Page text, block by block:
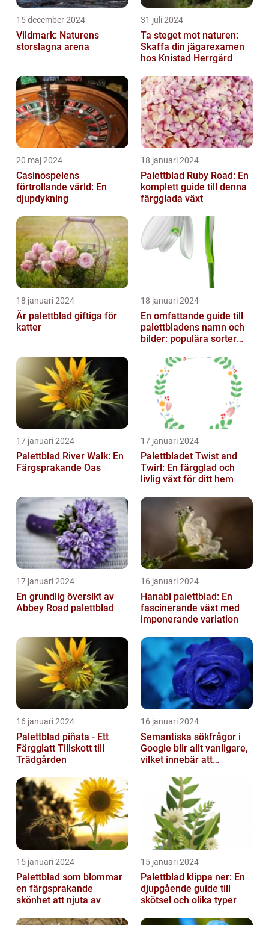
15 december 2024
Vildmark: Naturens
storslagna arena
31 juli 2024
Ta steget mot naturen:
Skaffa din jägarexamen
hos Knistad Herrgård
20 maj 2024
Casinospelens
förtrollande värld: En
djupdykning
18 januari 2024
Palettblad Ruby Road: En
komplett guide till denna
färgglada växt
18 januari 2024
Är palettblad giftiga för
katter
18 januari 2024
En omfattande guide till
palettbladens namn och
bilder: populära sorter
17 januari 2024
Palettblad River Walk: En
Färgsprakande Oas
17 januari 2024
Palettbladet Twist and
Twirl: En färgglad och
livlig växt för ditt hem
17 januari 2024
En grundlig översikt av
Abbey Road palettblad
16 januari 2024
Hanabi palettblad: En
fascinerande växt med
imponerande variation
16 januari 2024
Palettblad piñata - Ett
Färgglatt Tillskott till
Trädgården
16 januari 2024
Semantiska sökfrågor i
Google blir allt vanligare,
vilket innebär att
att fö...
15 januari 2024
Palettblad som blommar
en färgsprakande
skönhet att njuta av
15 januari 2024
Palettblad klippa ner: En
djupgående guide till
skötsel och olika typer